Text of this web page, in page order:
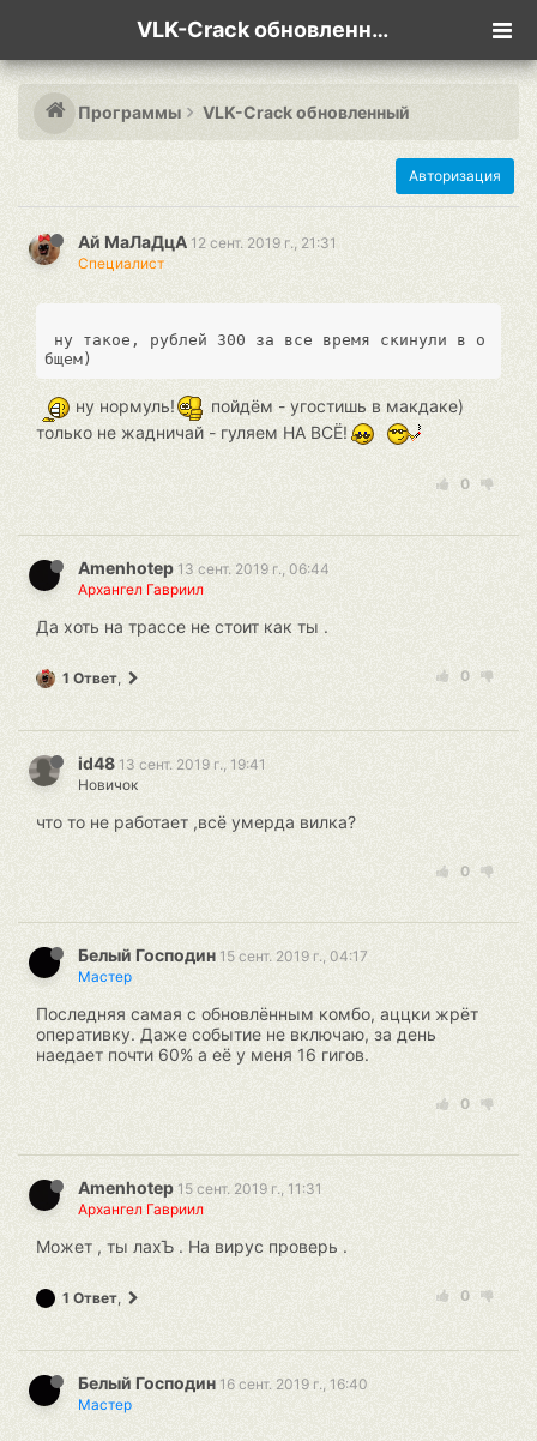
VLK-Crack обновленный
Программы VLK-Crack обновленный
Авторизация
Ай МаЛаДцА 12 сент. 2019 г., 21:31
Специалист
ну нормуль!
пойдём - угостишь в макдаке)
только не жадничай - гуляем НА ВСЁ!
0
Amenhotep 13 сент. 2019 г., 06:44
Архангел Гавриил
Да хоть на трассе не стоит как ты .
0
1 Ответ,
id48 13 сент. 2019 г., 19:41
Новичок
что то не работает ,всё умерда вилка?
0
Белый Господин 15 сент. 2019 г., 04:17
Мастер
Последняя самая с обновлённым комбо, аццки жрёт
оперативку. Даже событие не включаю, за день
наедает почти 60% а её у меня 16 гигов.
0
Amenhotep 15 сент. 2019 г., 11:31
Архангел Гавриил
Может , ты лахЪ . На вирус проверь .
0
1 Ответ,
Белый Господин 16 сент. 2019 г., 16:40
Мастер